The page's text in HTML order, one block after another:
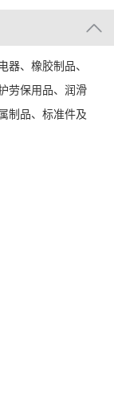
器、橡胶制品、
劳保用品、润滑
制品、标准件及